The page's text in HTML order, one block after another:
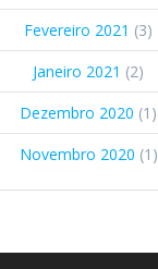
Fevereiro 2021 (3)
Janeiro 2021 (2)
Dezembro 2020 (1)
Novembro 2020 (1)